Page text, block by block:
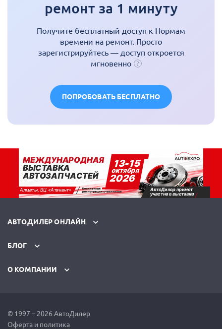
ремонт за 1 минуту
Получите бесплатный доступ к Нормам
времени на ремонт. Просто
зарегистрируйтесь — доступ откроется
мгновенно
ПОПРОБОВАТЬ БЕСПЛАТНО
АВТОДИЛЕР ОНЛАЙН
БЛОГ
О КОМПАНИИ
© 1997 – 2026 АвтоДилер
Оферта и политика